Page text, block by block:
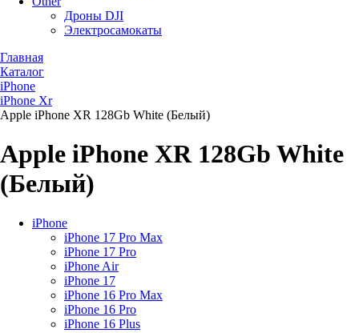
Дроны DJI
Электросамокаты
Главная
Каталог
iPhone
iPhone Xr
Apple iPhone XR 128Gb White (Белый)
Apple iPhone XR 128Gb White
(Белый)
iPhone
iPhone 17 Pro Max
iPhone 17 Pro
iPhone Air
iPhone 17
iPhone 16 Pro Max
iPhone 16 Pro
iPhone 16 Plus